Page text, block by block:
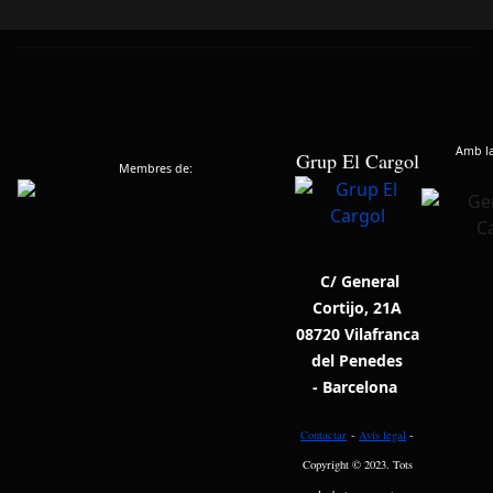
Membres de: Grup El Cargol Amb
C/ General
Cortijo, 21A
08720 Vilafranca
del Penedes
- Barcelona
Contactar - Avís legal -
Copyright © 2023. Tots